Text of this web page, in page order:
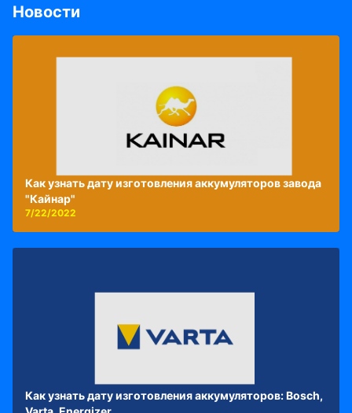
Новости
Как узнать дату изготовления аккумуляторов завода
"Кайнар"
7/22/2022
Как узнать дату изготовления аккумуляторов: Bosch,